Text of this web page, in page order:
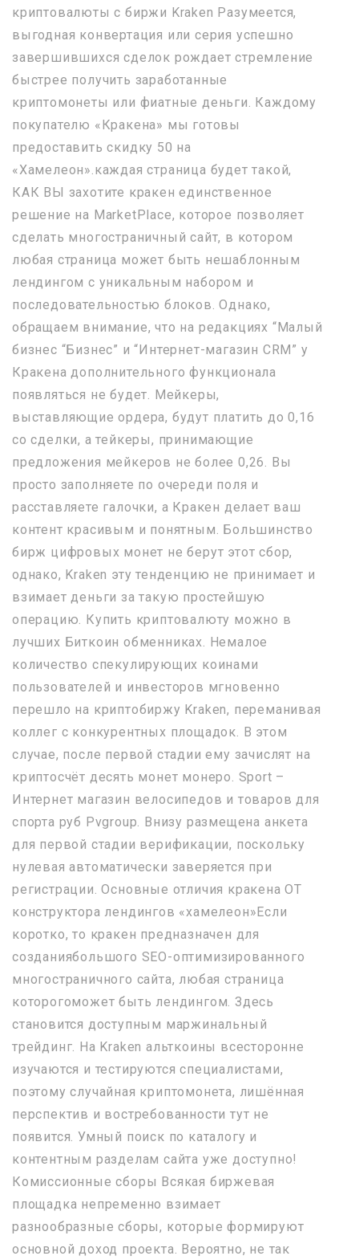
криптовалюты с биржи Kraken Разумеется,
выгодная конвертация или серия успешно
завершившихся сделок рождает стремление
быстрее получить заработанные
криптомонеты или фиатные деньги. Каждому
покупателю «Кракена» мы готовы
предоставить скидку 50 на
«Хамелеон».каждая страница будет такой,
КАК ВЫ захотите кракен единственное
решение на MarketPlace, которое позволяет
сделать многостраничный сайт, в котором
любая страница может быть нешаблонным
лендингом с уникальным набором и
последовательностью блоков. Однако,
обращаем внимание, что на редакциях “Малый
бизнес “Бизнес” и “Интернет-магазин CRM” у
Кракена дополнительного функционала
появляться не будет. Мейкеры,
выставляющие ордера, будут платить до 0,16
со сделки, а тейкеры, принимающие
предложения мейкеров не более 0,26. Вы
просто заполняете по очереди поля и
расставляете галочки, а Кракен делает ваш
контент красивым и понятным. Большинство
бирж цифровых монет не берут этот сбор,
однако, Kraken эту тенденцию не принимает и
взимает деньги за такую простейшую
операцию. Купить криптовалюту можно в
лучших Биткоин обменниках. Немалое
количество спекулирующих коинами
пользователей и инвесторов мгновенно
перешло на криптобиржу Kraken, переманивая
коллег с конкурентных площадок. В этом
случае, после первой стадии ему зачислят на
криптосчёт десять монет монеро. Sport –
Интернет магазин велосипедов и товаров для
спорта руб Pvgroup. Внизу размещена анкета
для первой стадии верификации, поскольку
нулевая автоматически заверяется при
регистрации. Основные отличия кракена ОТ
конструктора лендингов «хамелеон»Если
коротко, то кракен предназначен для
созданиябольшого SEO-оптимизированного
многостраничного сайта, любая страница
которогоможет быть лендингом. Здесь
становится доступным маржинальный
трейдинг. На Kraken альткоины всесторонне
изучаются и тестируются специалистами,
поэтому случайная криптомонета, лишённая
перспектив и востребованности тут не
появится. Умный поиск по каталогу и
контентным разделам сайта уже доступно!
Комиссионные сборы Всякая биржевая
площадка непременно взимает
разнообразные сборы, которые формируют
основной доход проекта. Вероятно, не так